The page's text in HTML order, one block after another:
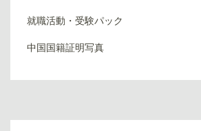
就職活動・受験パック
中国国籍証明写真